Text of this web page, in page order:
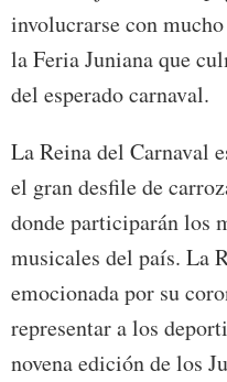
involucrarse con
la Feria Juniana que
del esperado carnaval.
La Reina del Carnaval
el gran desfile de
donde participarán los
musicales del país. La
emocionada por su
representar a los
novena edición de los